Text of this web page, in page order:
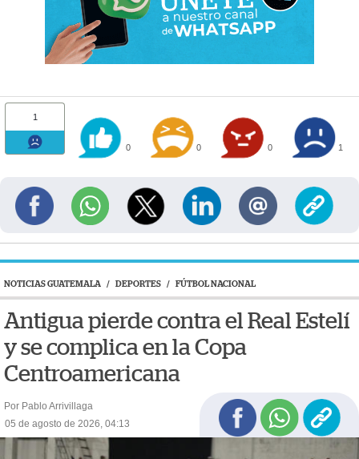
1
0 0 0 1
NOTICIAS GUATEMALA / DEPORTES / FÚTBOL NACIONAL
Antigua pierde contra el Real Estelí
y se complica en la Copa
Centroamericana
Por Pablo Arrivillaga
05 de agosto de 2026, 04:13